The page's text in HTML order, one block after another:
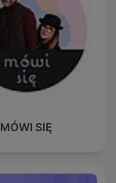
MÓWI SIĘ